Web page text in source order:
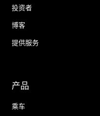
投资者
博客
提供服务
产品
乘车